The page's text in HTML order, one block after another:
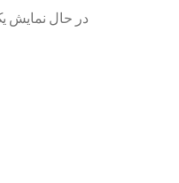
در حال نمایش